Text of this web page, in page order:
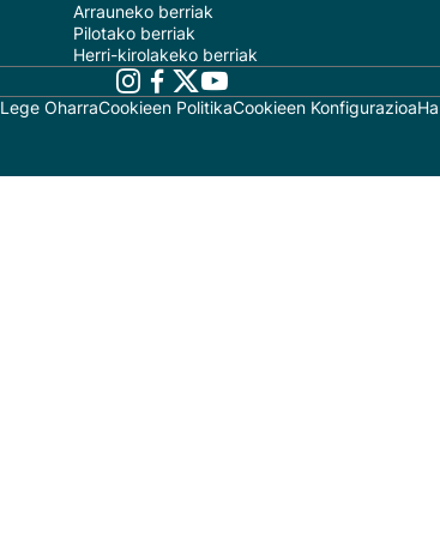
Arrauneko berriak
Pilotako berriak
Herri-kirolakeko berriak
Lege OharraCookieen PolitikaCookieen Konfigurazioa